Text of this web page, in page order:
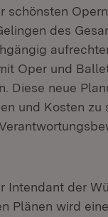
schönsten
des
Oper und
Diese neue
und Kosten
Intendant der
Plänen wird